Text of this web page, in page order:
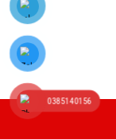
0385140156